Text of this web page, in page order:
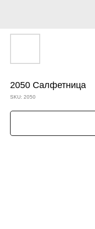
2050 Салфетница
SKU: 2050